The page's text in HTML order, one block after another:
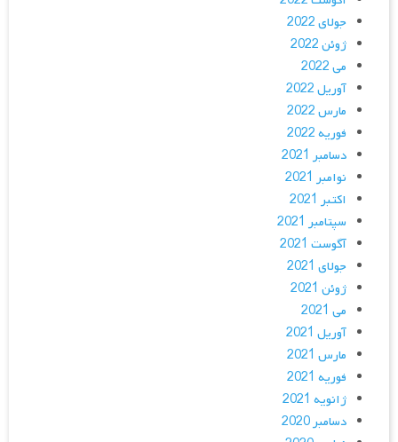
جولای 2022
ژوئن 2022
می 2022
آوریل 2022
مارس 2022
فوریه 2022
دسامبر 2021
نوامبر 2021
اکتبر 2021
سپتامبر 2021
آگوست 2021
جولای 2021
ژوئن 2021
می 2021
آوریل 2021
مارس 2021
فوریه 2021
ژانویه 2021
دسامبر 2020